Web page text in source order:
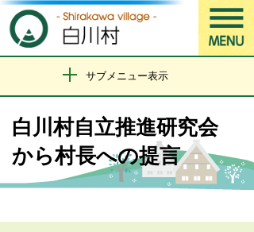
サブメニュー表示
白川村自立推進研究会
から村長への提言